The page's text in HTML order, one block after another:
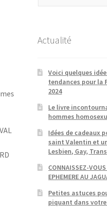
Actualité
Voici quelques
tendances pour la
2024
Le livre
hommes
Idées de cadeaux
saint Valentin et
Lesbien, Gay,
CONNAISSEZ-
EPHEMERE AU
Petites astuces
piquant dans